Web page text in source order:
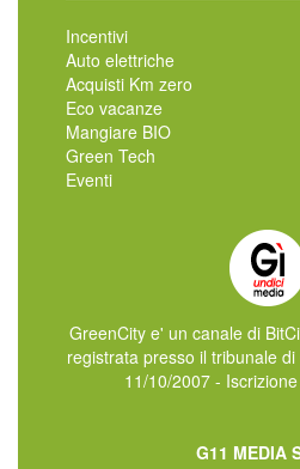
Incentivi
Auto elettriche
Acquisti Km zero
Eco vacanze
Mangiare BIO
Green Tech
Eventi
GreenCity e' un canale di
registrata presso il tribunale
11/10/2007 -
G11 MEDIA